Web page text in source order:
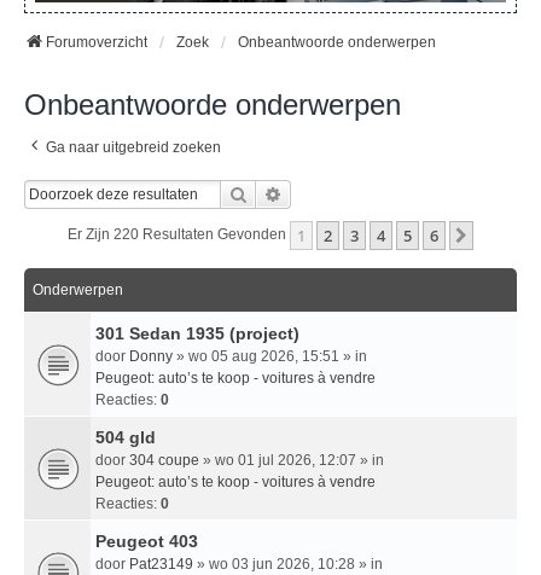
Forumoverzicht Zoek Onbeantwoorde onderwerpen
Onbeantwoorde onderwerpen
Ga naar uitgebreid zoeken
Zoek
Er Zijn 220 Resultaten Gevonden 1 2 3 4 5 6
Onderwerpen
301 Sedan 1935 (project)
door Donny » wo 05 aug 2026, 15:51 » in
Peugeot: auto’s te koop - voitures à vendre
Reacties: 0
504 gld
door 304 coupe » wo 01 jul 2026, 12:07 » in
Peugeot: auto’s te koop - voitures à vendre
Reacties: 0
Peugeot 403
door Pat23149 » wo 03 jun 2026, 10:28 » in